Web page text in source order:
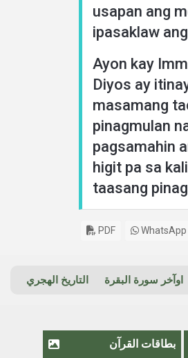
usapan ang
ipasaklaw
Ayon kay
Diyos ay
masamang
pinagmulan
pagsamahin
higit pa sa
taasang
PDF WhatsApp
اوآخر سورة البقرة التاريخ الهجري
بطاقات القرآن